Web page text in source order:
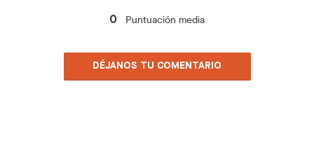
0 Puntuación media
DÉJANOS TU COMENTARIO